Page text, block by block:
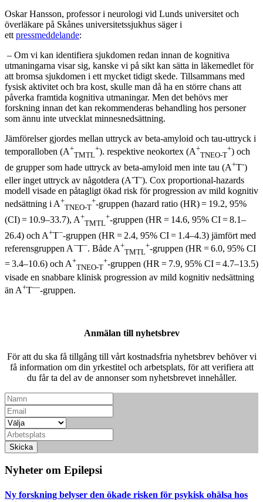
Oskar Hansson, professor i neurologi vid Lunds universitet och
överläkare på Skånes universitetssjukhus säger i
ett pressmeddelande:
– Om vi kan identifiera sjukdomen redan innan de kognitiva
utmaningarna visar sig, kanske vi på sikt kan sätta in läkemedlet för
att bromsa sjukdomen i ett mycket tidigt skede. Tillsammans med
fysisk aktivitet och bra kost, skulle man då ha en större chans att
påverka framtida kognitiva utmaningar. Men det behövs mer
forskning innan det kan rekommenderas behandling hos personer
som ännu inte utvecklat minnesnedsättning.
Jämförelser gjordes mellan uttryck av beta-amyloid och tau-uttryck i
temporalloben (A+
TMTL
+). respektive neokortex (A+
TNEO-T
+) och
de grupper som hade uttryck av beta-amyloid men inte tau (A+T-)
eller inget uttryck av någotdera (A-T-). Cox proportional-hazards
modell visade en påtagligt ökad risk för progression av mild kognitiv
nedsättning i A+
TNEO-T
+-gruppen (hazard ratio (HR) = 19.2, 95%
(CI) = 10.9–33.7), A+
TMTL
+-gruppen (HR = 14.6, 95% CI = 8.1–
26.4) och A+T−-gruppen (HR = 2.4, 95% CI = 1.4–4.3) jämfört med
referensgruppen A−T−. Både A+
TMTL
+-gruppen (HR = 6.0, 95% CI
= 3.4–10.6) och A+
TNEO-T
+-gruppen (HR = 7.9, 95% CI = 4.7–13.5)
visade en snabbare klinisk progression av mild kognitiv nedsättning
än A+T—-gruppen.
Anmälan till nyhetsbrev
För att du ska få tillgång till vårt kostnadsfria nyhetsbrev behöver vi
få information om din yrkestitel och arbetsplats, för att verifiera att
du får ta del av de annonser som nyhetsbrevet innehåller.
Skicka
Nyheter om Epilepsi
Ny forskning belyser den ökade risken för psykisk ohälsa hos